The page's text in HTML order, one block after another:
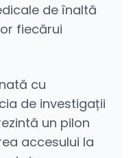
de înaltă
fiecărui
cu
de investigații
un pilon
accesului la